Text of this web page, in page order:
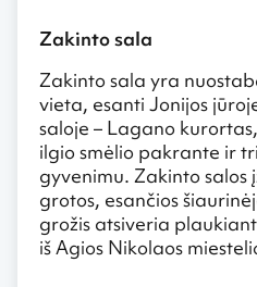
Zakinto sala
Zakinto sala yra
vieta, esanti Jonijos
saloje – Lagano
ilgio smėlio pakrante ir
gyvenimu. Zakinto salos
grotos, esančios
grožis atsiveria
iš Agios Nikolaos